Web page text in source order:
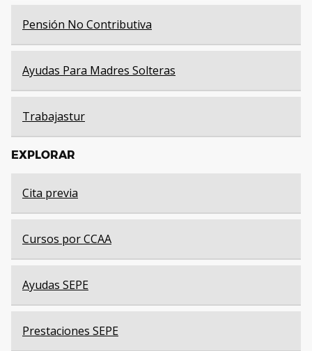
Pensión No Contributiva
Ayudas Para Madres Solteras
Trabajastur
EXPLORAR
Cita previa
Cursos por CCAA
Ayudas SEPE
Prestaciones SEPE